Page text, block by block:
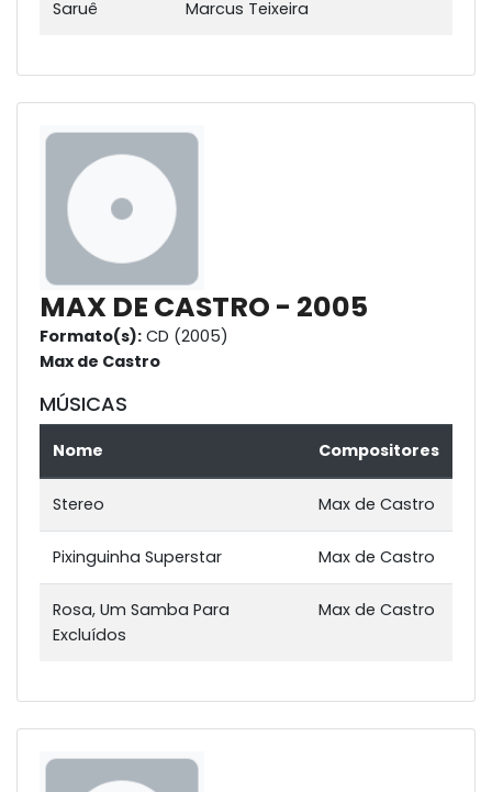
Saruê Marcus Teixeira
MAX DE CASTRO - 2005
Formato(s): CD (2005)
Max de Castro
MÚSICAS
Nome Compositores
Stereo Max de Castro
Pixinguinha Superstar Max de Castro
Rosa, Um Samba Para
Excluídos
Max de Castro